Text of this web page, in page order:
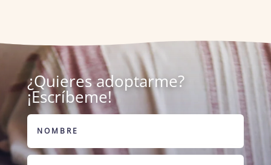
¿Quieres adoptarme?
¡Escríbeme!